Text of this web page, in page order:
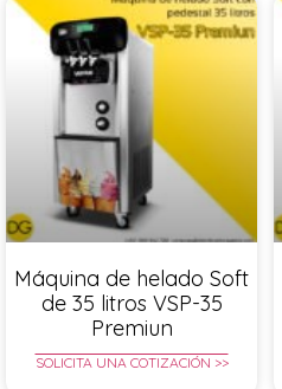
Máquina de helado Soft
de 35 litros VSP-35
Premiun
SOLICITA UNA COTIZACIÓN >>